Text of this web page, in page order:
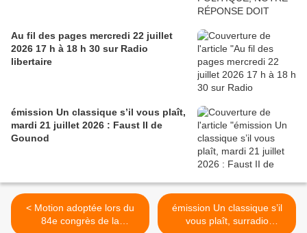
Au fil des pages mercredi 22 juillet
2026 17 h à 18 h 30 sur Radio
libertaire
émission Un classique s’il vous plaît,
mardi 21 juillet 2026 : Faust II de
Gounod
< Motion adoptée lors du
84e congrès de la
émission Un classique s’il
vous plaît, surradio